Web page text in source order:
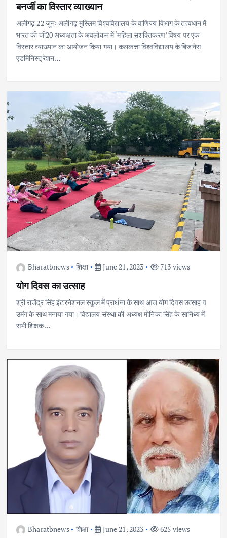
बनर्जी का विस्तार व्याख्यान
अलीगढ़ 22 जूनः अलीगढ़ मुस्लिम विश्वविद्यालय के वाणिज्य विभाग के तत्वधान में
भारत की जी20 अध्यक्षता के अवलोकन में ‘महिला सशक्तिकरण’ विषय पर एक
विस्तार व्याख्यान का आयोजन किया गया। कलकत्ता विश्वविद्यालय के बिजनेस
एडमिनिस्ट्रेशन…
Bharatbnews शिक्षा June 21, 2023 713 views
योग दिवस का उत्साह
श्री राजेंद्र सिंह इंटरनेशनल स्कूल में प्रार्थना के साथ आज योग दिवस उत्साह व
उमंग के साथ मनाया गया। विद्यालय संस्था की अध्यक्ष मोनिका सिंह के सानिध्य में
सभी शिक्षक…
Bharatbnews शिक्षा June 21, 2023 625 views